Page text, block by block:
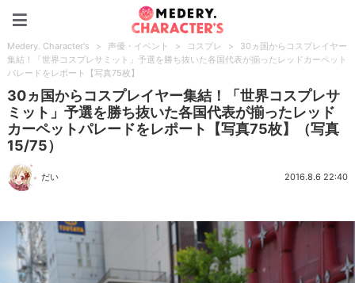
Medery. Character's > 声優・イベント > コスプレ >
30ヵ国からコスプレイヤー
集結！「世界コスプレサミット」予選を勝ち抜いた各国代表が揃ったレッドカーペット
パレードをレポート【写真75枚】
30ヵ国からコスプレイヤー集結！「世界コスプレサ
ミット」予選を勝ち抜いた各国代表が揃ったレッド
カーペットパレードをレポート【写真75枚】（写真
15/75）
だい 2016.8.6 22:40